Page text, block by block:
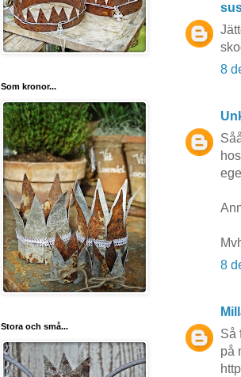
8
8
Så
på
Som kronor...
Stora och små...